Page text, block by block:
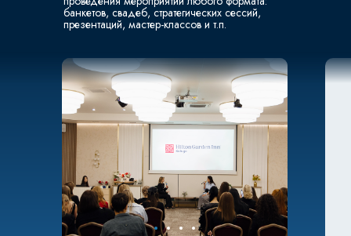
банкетов, свадеб, стратегических сессий,
презентаций, мастер-классов и т.п.